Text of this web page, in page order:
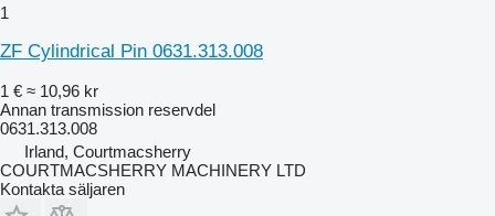
1
ZF Cylindrical Pin 0631.313.008
1 € ≈ 10,96 kr
Annan transmission reservdel
0631.313.008
Irland, Courtmacsherry
COURTMACSHERRY MACHINERY LTD
Kontakta säljaren